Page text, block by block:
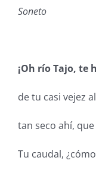
Soneto
¡Oh río Tajo, te
de tu casi vejez
tan seco ahí,
Tu caudal,